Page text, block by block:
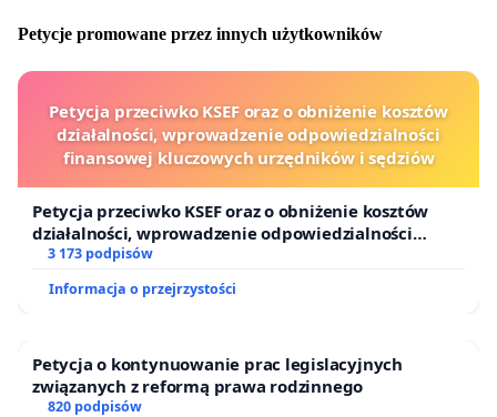
Petycje promowane przez innych użytkowników
Petycja przeciwko KSEF oraz o obniżenie kosztów
działalności, wprowadzenie odpowiedzialności
finansowej kluczowych urzędników i sędziów
Petycja przeciwko KSEF oraz o obniżenie kosztów
działalności, wprowadzenie odpowiedzialności
finansowej kluczowych urzędników i sędziów
3 173 podpisów
Informacja o przejrzystości
Petycja o kontynuowanie prac legislacyjnych
związanych z reformą prawa rodzinnego
820 podpisów